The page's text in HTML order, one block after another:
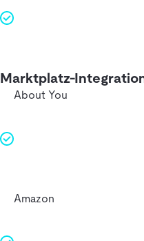
Marktplatz-
About You
Amazon